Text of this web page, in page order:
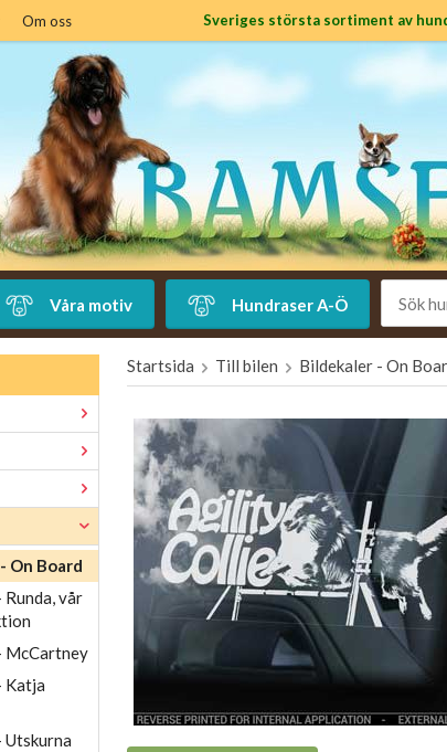
Om oss Sveriges största sortiment av
Våra motiv Hundraser A-Ö
On Board
vår
McCartney
Katja
Utskurna
Startsida Till bilen Bildekaler - On